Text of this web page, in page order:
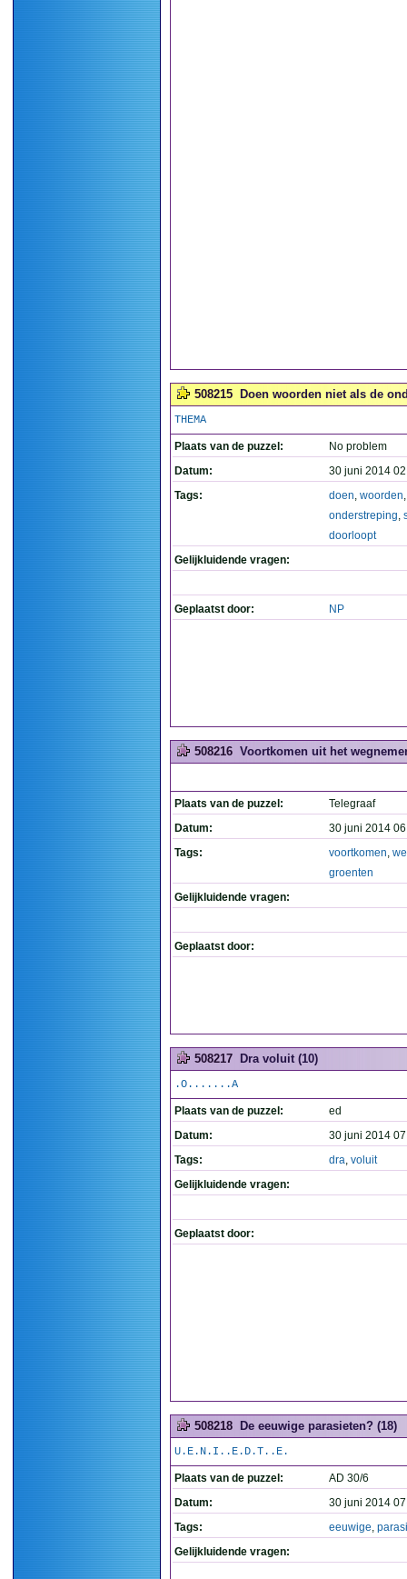
508215 Doen woorden niet als de
THEMA
Plaats van de puzzel:
No problem
Datum:
30 juni 2014
Tags:
doen, woorden,
onderstreping,
doorloopt
Gelijkluidende vragen:
Geplaatst door: NP
508216 Voortkomen uit het
Plaats van de puzzel:
Telegraaf
Datum:
30 juni 2014
Tags:
voortkomen,
groenten
Gelijkluidende vragen:
Geplaatst door:
508217 Dra voluit (10)
.O.......A
Plaats van de puzzel:
ed
Datum:
30 juni 2014
Tags:
dra, voluit
Gelijkluidende vragen:
Geplaatst door:
508218 De eeuwige parasieten? (18)
U.E.N.I..E.D.T..E.
Plaats van de puzzel:
AD 30/6
Datum:
30 juni 2014
Tags:
eeuwige,
Gelijkluidende vragen: